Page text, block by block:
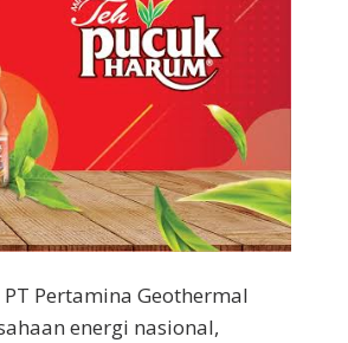
Pertamina Geothermal
energi nasional,